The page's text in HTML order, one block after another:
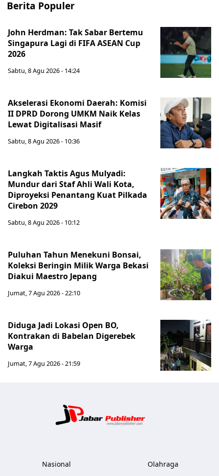
Berita Populer
John Herdman: Tak Sabar Bertemu
Singapura Lagi di FIFA ASEAN Cup
2026
Sabtu, 8 Agu 2026 - 14:24
Akselerasi Ekonomi Daerah: Komisi
II DPRD Dorong UMKM Naik Kelas
Lewat Digitalisasi Masif
Sabtu, 8 Agu 2026 - 10:36
Langkah Taktis Agus Mulyadi:
Mundur dari Staf Ahli Wali Kota,
Diproyeksi Penantang Kuat Pilkada
Cirebon 2029
Sabtu, 8 Agu 2026 - 10:12
Puluhan Tahun Menekuni Bonsai,
Koleksi Beringin Milik Warga Bekasi
Diakui Maestro Jepang
Jumat, 7 Agu 2026 - 22:10
Diduga Jadi Lokasi Open BO,
Kontrakan di Babelan Digerebek
Warga
Jumat, 7 Agu 2026 - 21:59
Nasional Olahraga